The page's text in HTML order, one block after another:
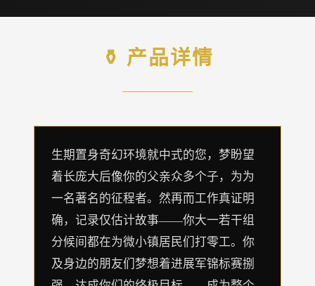
⚱️ 产品详情
生期置身奇幻环境就中式的您，梦盼望
着长庞大后像你的父亲众多个子，为为
一名著名的征程者。然再而工作真证明
确，记录仅估计故事——你大一若干组
分候间都在为微小镇居民们打零工。你
及身边的朋友们梦想着进展军锦标赛捌